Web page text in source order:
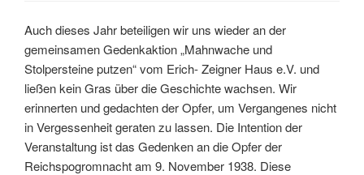
Auch dieses Jahr beteiligen wir uns wieder an der
gemeinsamen Gedenkaktion „Mahnwache und
Stolpersteine putzen“ vom Erich- Zeigner Haus e.V. und
ließen kein Gras über die Geschichte wachsen. Wir
erinnerten und gedachten der Opfer, um Vergangenes nicht
in Vergessenheit geraten zu lassen. Die Intention der
Veranstaltung ist das Gedenken an die Opfer der
Reichspogromnacht am 9. November 1938. Diese